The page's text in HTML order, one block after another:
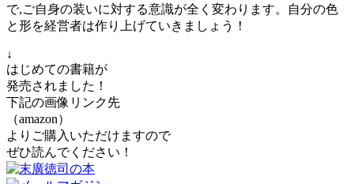
で,ご自身の装いに対する意識が全く変わります。自分の色
と形を経営者は作り上げていきましょう！
↓
はじめての書籍が
発売されました！
下記の画像リンク先
（amazon）
よりご購入いただけますので
ぜひ読んでください！